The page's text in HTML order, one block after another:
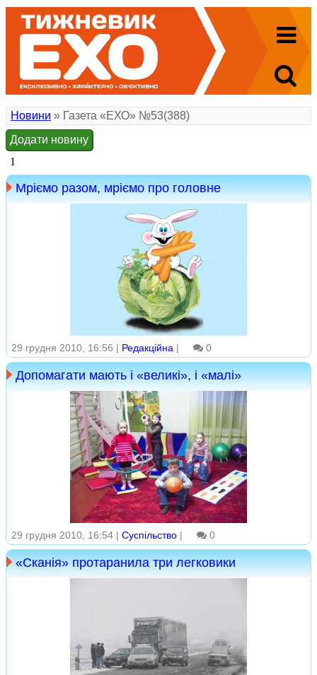
Новини » Газета «ЕХО» №53(388)
Додати новину
1
Мріємо разом, мріємо про головне
29 грудня 2010, 16:56 | Редакційна | 0
Допомагати мають і «великі», і «малі»
29 грудня 2010, 16:54 | Суспільство | 0
«Сканія» протаранила три легковики